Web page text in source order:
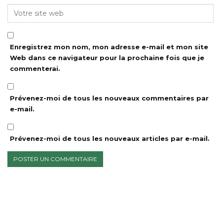
Enregistrez mon nom, mon adresse e-mail et mon site
Web dans ce navigateur pour la prochaine fois que je
commenterai.
Prévenez-moi de tous les nouveaux commentaires par
e-mail.
Prévenez-moi de tous les nouveaux articles par e-mail.